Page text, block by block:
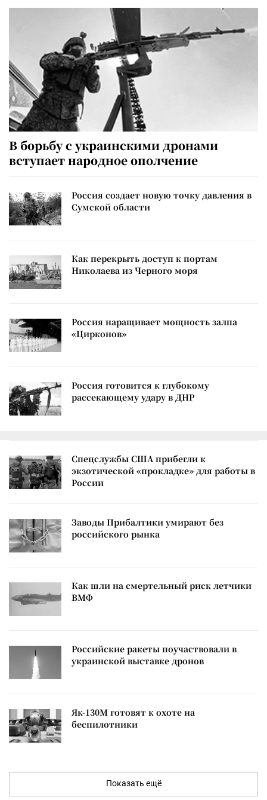
В борьбу с украинскими дронами
вступает народное ополчение
Россия создает новую точку давления в
Сумской области
Как перекрыть доступ к портам
Николаева из Черного моря
Россия наращивает мощность залпа
«Цирконов»
Россия готовится к глубокому
рассекающему удару в ДНР
Спецслужбы США прибегли к
экзотической «прокладке» для работы в
России
Заводы Прибалтики умирают без
российского рынка
Как шли на смертельный риск летчики
ВМФ
Российские ракеты поучаствовали в
украинской выставке дронов
Як-130М готовят к охоте на
беспилотники
Показать ещё